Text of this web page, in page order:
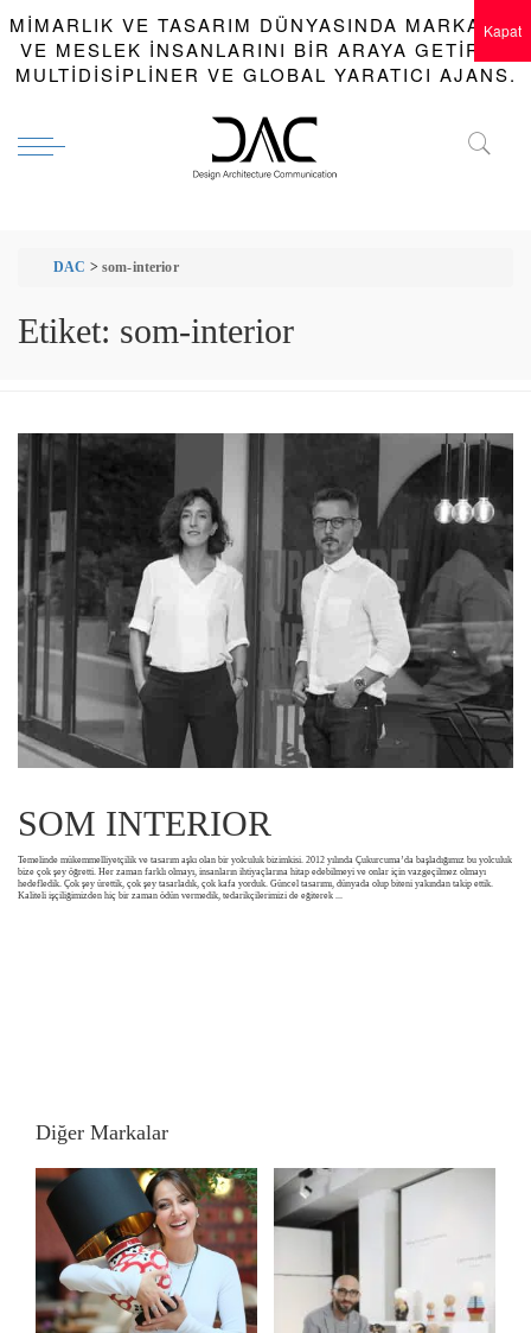
MIMARLIK VE TASARIM DÜNYASINDA MARKALAR
VE MESLEK INSANLARINI BIR ARAYA GETIREN
MULTIDISIPLINER VE GLOBAL YARATICI AJANS.
DAC > som-interior
Etiket: som-interior
SOM INTERIOR
Temelinde mükemmelliyetçilik ve tasarım aşkı olan bir yolculuk bizimkisi. 2012 yılında Çukurcuma’da başladığımız bu yolculuk
bize çok şey öğretti. Her zaman farklı olmayı, insanların ihtiyaçlarına hitap edebilmeyi ve onlar için vazgeçilmez olmayı
hedefledik. Çok şey ürettik, çok şey tasarladık, çok kafa yorduk. Güncel tasarımı, dünyada olup biteni yakından takip ettik.
Kaliteli işçiliğimizden hiç bir zaman ödün vermedik, tedarikçilerimizi de eğiterek ...
Diğer Markalar
Kapat